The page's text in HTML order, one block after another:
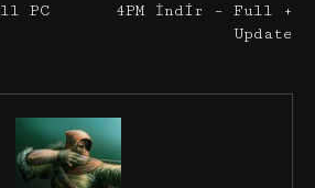
PC
4PM İndir – Full +
Update